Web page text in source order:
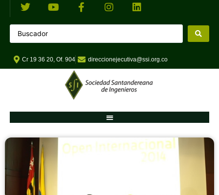
Cr 19 36 20, Of. 904 direccionejecutiva@ssi.org.co